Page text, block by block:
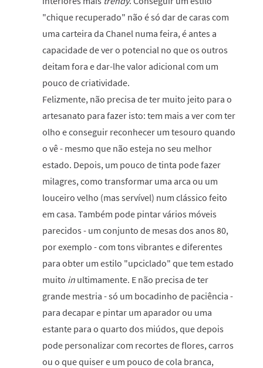
"chique recuperado" não é só dar de caras com
uma carteira da Chanel numa feira, é antes a
capacidade de ver o potencial no que os outros
deitam fora e dar-lhe valor adicional com um
pouco de criatividade.
Felizmente, não precisa de ter muito jeito para o
artesanato para fazer isto: tem mais a ver com ter
olho e conseguir reconhecer um tesouro quando
o vê - mesmo que não esteja no seu melhor
estado. Depois, um pouco de tinta pode fazer
milagres, como transformar uma arca ou um
louceiro velho (mas servível) num clássico feito
em casa. Também pode pintar vários móveis
parecidos - um conjunto de mesas dos anos 80,
por exemplo - com tons vibrantes e diferentes
para obter um estilo "upciclado" que tem estado
muito in ultimamente. E não precisa de ter
grande mestria - só um bocadinho de paciência -
para decapar e pintar um aparador ou uma
estante para o quarto dos miúdos, que depois
pode personalizar com recortes de flores, carros
ou o que quiser e um pouco de cola branca,